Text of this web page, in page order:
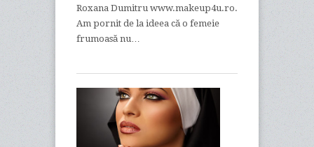
Roxana Dumitru www.makeup4u.ro.
Am pornit de la ideea că o femeie
frumoasă nu…